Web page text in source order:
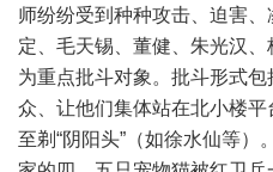
师纷纷受到种种攻击、迫害
定、毛天锡、董健、朱光汉
为重点批斗对象。批斗形式
众、让他们集体站在北小楼
至剃“阴阳头”（如徐水仙等